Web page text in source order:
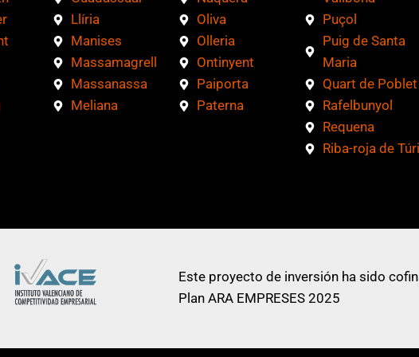
Llíria
Manises
Massamagrell
Massanassa
Meliana
Oliva
Olleria
Ontinyent
Paiporta
Paterna
Puçol
Puig de Santa
Maria
Quart de Poblet
Rafelbunyol
Requena
Riba-roja de
Este proyecto de inversión ha sido
Plan ARA EMPRESES 2025